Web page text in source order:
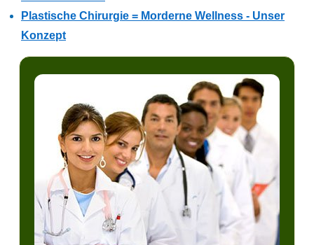
Plastische Chirurgie = Morderne Wellness - Unser
Konzept